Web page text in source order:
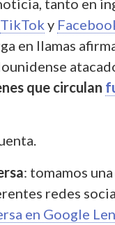
TikTok y
en llamas
que circulan
: tomamos
redes
en Google